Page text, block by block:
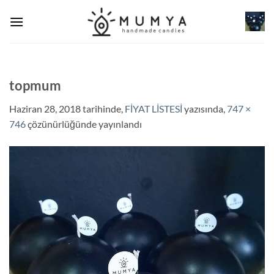
atla
topmum
Haziran 28, 2018tarihinde, FİYAT LİSTESİ yazısında, 747 ×
746çözünürlüğünde yayınlandı